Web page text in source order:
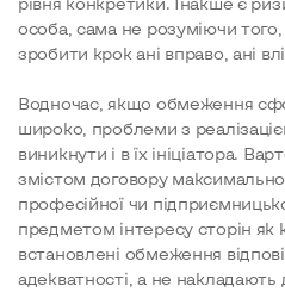
особа, сама не розуміючи
зробити крок ані вправо, ані
Водночас, якщо обмеження
широко, проблеми з
виникнути і в їх ініціатора.
змістом договору
професійної чи
предметом інтересу сторін
встановлені обмеження
адекватності, а не накладають